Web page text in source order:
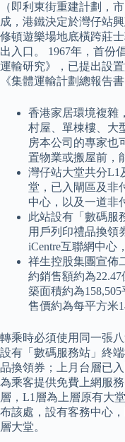
（即利東街重建計劃，
成，港鐵決定於灣仔站
修頓遊樂場地底橫跨莊
出入口。 1967年，首份
運輸研究》，已提出設
《集體運輸計劃總報告
香港家居環境複雜
村屋、單棟樓、大
房本公司的專家也
置物業或搬屋前，
灣仔站大堂共分L1
堂，已入閘區及非
中心，以及一道非
此站設有「數碼服
用戶列印禮品換領
iCentre互聯網中心
祥生控股集團宣佈
約銷售額約為
築面積約為
售價約為每平方米
轉乘時必須使用同一張
設有「數碼服務站」終
品換領券；上月台層已入
為乘客提供免費上網服
層，L1層為上層原有大
布該處，設有客務中心
層大堂。